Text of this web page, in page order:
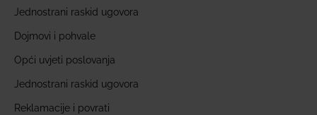
Jednostrani raskid ugovora
Dojmovi i pohvale
Opći uvjeti poslovanja
Jednostrani raskid ugovora
Reklamacije i povrati